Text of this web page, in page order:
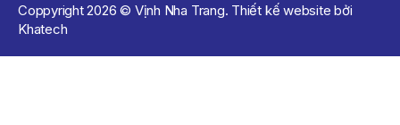
Coppyright 2026 © Vịnh Nha Trang. Thiết kế website bởi
Khatech